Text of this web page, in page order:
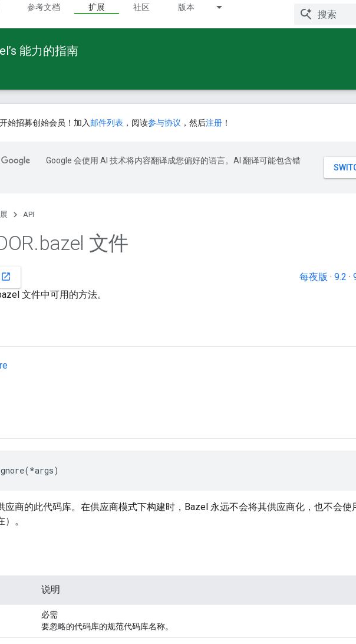
参考文档 扩展 社区 版本
能力的指南
始招募创始会员！加入 邮件列表 ，阅读参与协议 ，然后注册 ！
Google 会使用 AI 技术将内容翻译成您偏好的语言。AI 翻译可能包含错
API
.bazel 文件
open_in_new 每夜版 · 9.2 ·
文件中可用的方法。
应商的此代码库。在供应商模式下构建时，Bazel 永远不会将其供应商化，也不会使
）。
说明
必需
要忽略的代码库的规范代码库名称。